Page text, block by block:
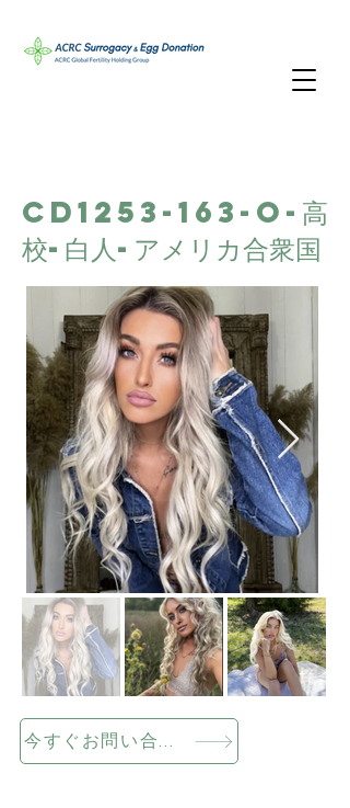
CD1253-163-O-高
校-白人-アメリカ合衆国